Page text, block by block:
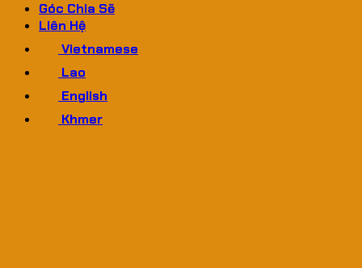
Góc Chia Sẽ
Liên Hệ
Vietnamese
Lao
English
Khmer